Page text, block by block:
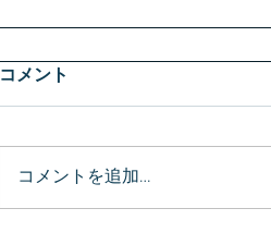
コメント
コメントを追加…